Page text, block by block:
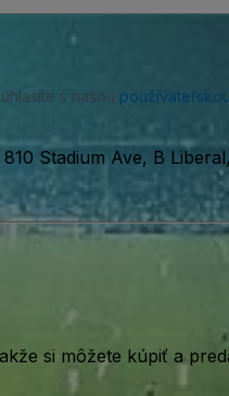
s našou
810 Stadium Ave, B
si môžete kúpiť a